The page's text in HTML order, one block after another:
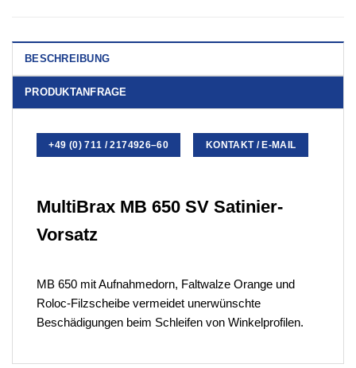
BESCHREIBUNG
PRODUKTANFRAGE
+49 (0) 711 / 2174926–60 KONTAKT / E-MAIL
MultiBrax MB 650 SV Satinier-
Vorsatz
MB 650 mit Aufnahmedorn, Faltwalze Orange und
Roloc-Filzscheibe vermeidet unerwünschte
Beschädigungen beim Schleifen von Winkelprofilen.